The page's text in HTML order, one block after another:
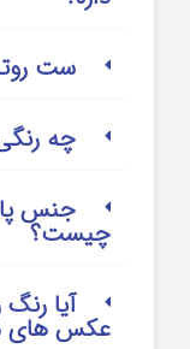
ست
چه
جنس
چیست؟
آیا
عکس های